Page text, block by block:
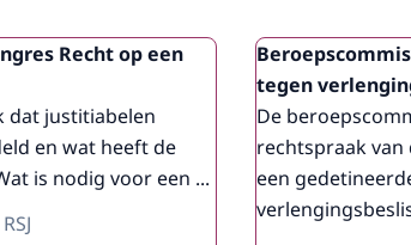
Recht op een
dat justitiabelen
en wat heeft de
is nodig voor een ...
tegen
De
rechtspraak van
een